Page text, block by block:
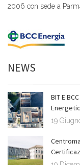
2006 con sede a
NEWS
BIT E
19